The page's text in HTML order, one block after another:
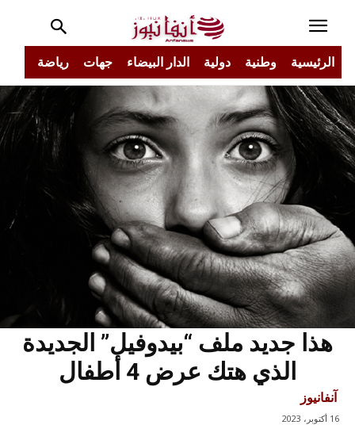
الرئيسية وطنية دولية الدار البيضاء جهات رياضة
هذا جديد ملف “بيدوفيل” الجديدة
الذي هتك عرض 4 أطفال
آنفانيوز
16 أكتوبر، 2023